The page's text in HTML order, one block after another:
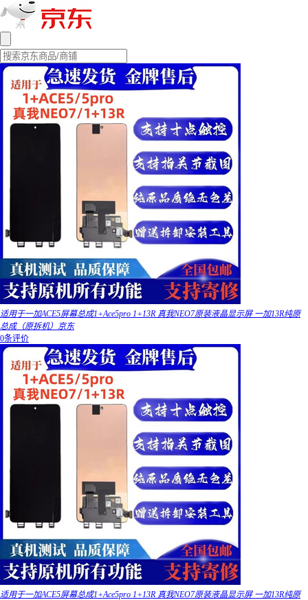
适用于一加ACE5屏幕总成1+Ace5pro 1+13R 真我NEO7原装液晶显示屏 一加13R纯原
总成（原拆机）京东
0条评价
适用于一加ACE5屏幕总成1+Ace5pro 1+13R 真我NEO7原装液晶显示屏 一加13R纯原